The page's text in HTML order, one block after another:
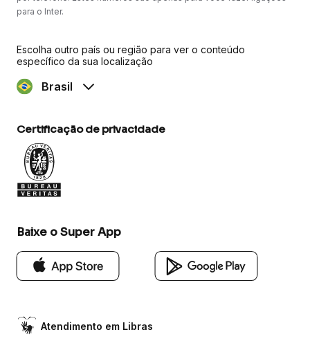
para o Inter.
Escolha outro país ou região para ver o conteúdo
específico da sua localização
Brasil
Certificação de privacidade
Baixe o Super App
Atendimento em Libras